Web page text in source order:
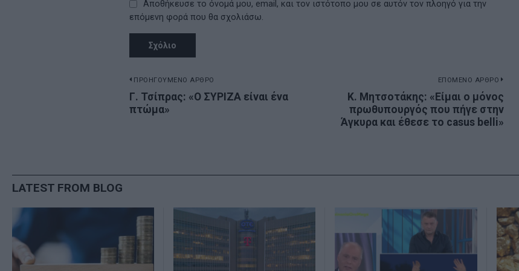
Αποθήκευσε το όνομά μου, email, και τον ιστότοπο μου σε αυτόν τον πλοηγό για την
επόμενη φορά που θα σχολιάσω.
Πλοήγηση
άρθρων
ΠΡΟΗΓΟΥΜΕΝΟ ΑΡΘΡΟ
Previous
post:
Γ. Τσίπρας: «Ο ΣΥΡΙΖΑ είναι ένα
πτώμα»
ΕΠΟΜΕΝΟ ΑΡΘΡΟ
Next
post:
Κ. Μητσοτάκης: «Είμαι ο μόνος
πρωθυπουργός που πήγε στην
Άγκυρα και έθεσε το casus belli»
LATEST FROM BLOG